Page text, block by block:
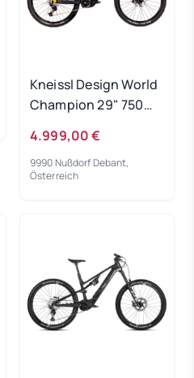
Kneissl Design World
Champion 29" 750Wh
40 cm
4.999,00 €
9990 Nußdorf Debant,
Österreich